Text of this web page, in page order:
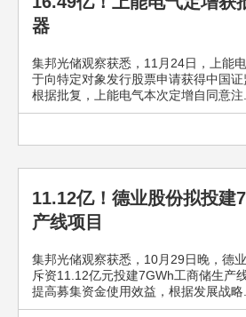
器
集邦光储观察获悉，11月24日，上能
于向特定对象发行股票申请获得中国证
根据批复，上能电气本次定增自同意
11.12亿！德业股份拟投建
产线项目
集邦光储观察获悉，10月29日晚，德
斥资11.12亿元投建7GWh工商储生产
提高募集资金使用效益，根据发展战